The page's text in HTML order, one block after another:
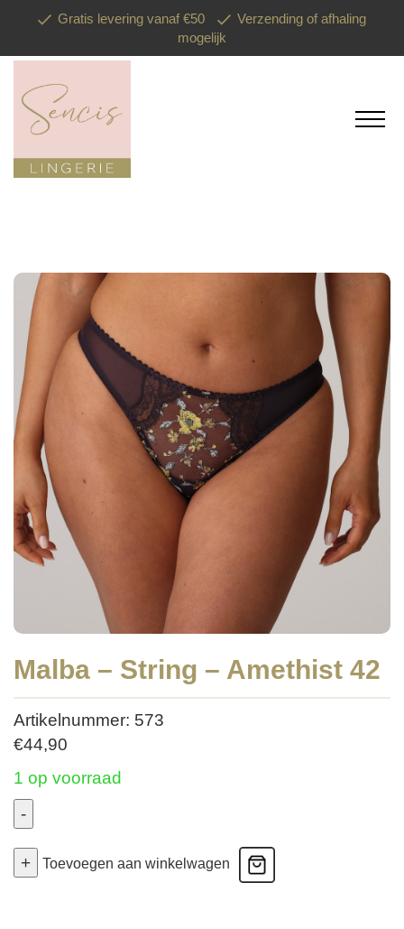
Gratis levering vanaf €50
Verzending of afhaling
mogelijk
Malba – String – Amethist 42
Artikelnummer: 573
€44,90
1 op voorraad
-
+ Toevoegen aan winkelwagen